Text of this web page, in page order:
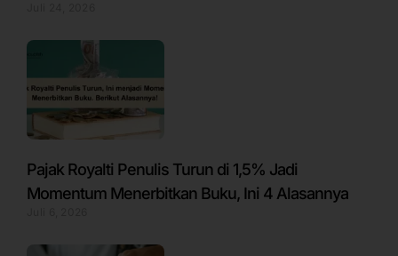
Pajak Royalti Penulis Turun di 1,5% Jadi
Momentum Menerbitkan Buku, Ini 4 Alasannya